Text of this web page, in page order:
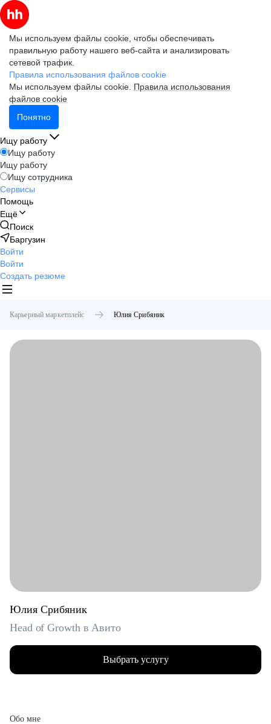
Мы используем файлы cookie, чтобы обеспечивать
правильную работу нашего веб-сайта и анализировать
сетевой трафик.
Правила использования файлов cookie
Мы используем файлы cookie. Правила использования
файлов cookie
Понятно
Ищу работу
Ищу работу
Ищу работу
Ищу сотрудника
Сервисы
Помощь
Ещё
Поиск
Баргузин
Войти
Войти
Создать резюме
Карьерный маркетплейс Юлия Срибяник
Юлия Срибяник
Head of Growth в Авито
Выбрать услугу
Обо мне